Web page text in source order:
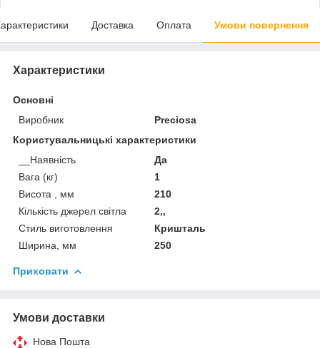
Доставка Оплата Умови повернення
Характеристики
Основні
Виробник
Preciosa
Користувальницькі характеристики
__Наявність
Да
Вага (кг)
1
Висота , мм
210
Кількість джерел світла
2,,
Стиль виготовлення
Кришталь
Ширина, мм
250
Приховати
Умови доставки
Нова Пошта